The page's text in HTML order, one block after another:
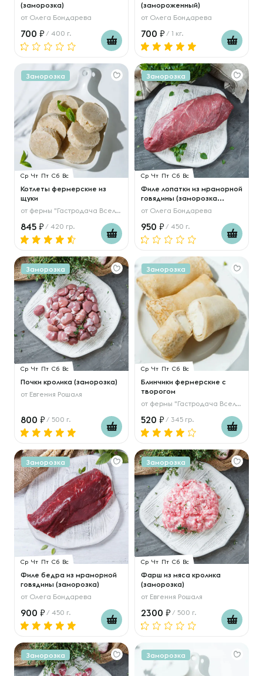
(заморозка)
от Олега Бондарева
700 / 400 г.
(замороженный)
от Олега Бондарева
700 / 1 кг.
Заморозка
Ср Чт Пт Сб Вс
Котлеты фермерские из
щуки
от фермы "Гастродача Вселуг"
845 / 420 гр.
Заморозка
Ср Чт Пт Сб Вс
Филе лопатки из мраморной
говядины (заморозка...
от Олега Бондарева
950 / 450 г.
Заморозка
Ср Чт Пт Сб Вс
Почки кролика (заморозка)
от Евгения Рошаля
800 / 500 г.
Заморозка
Ср Чт Пт Сб Вс
Блинчики фермерские с
творогом
от фермы "Гастродача Вселуг"
520 / 345 гр.
Заморозка
Ср Чт Пт Сб Вс
Филе бедра из мраморной
говядины (заморозка)
от Олега Бондарева
900 / 450 г.
Заморозка
Ср Чт Пт Сб Вс
Фарш из мяса кролика
(заморозка)
от Евгения Рошаля
2300 / 500 г.
Заморозка Заморозка